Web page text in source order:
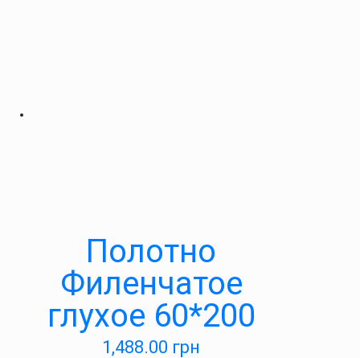
Полотно
Филенчатое
глухое 60*200
1,488.00 грн